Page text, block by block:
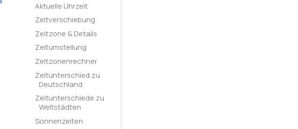
Aktuelle Uhrzeit
Zeitverschiebung
Zeitzone & Details
Zeitumstellung
Zeitzonenrechner
Zeitunterschied zu
Deutschland
Zeitunterschiede zu
Weltstädten
Sonnenzeiten